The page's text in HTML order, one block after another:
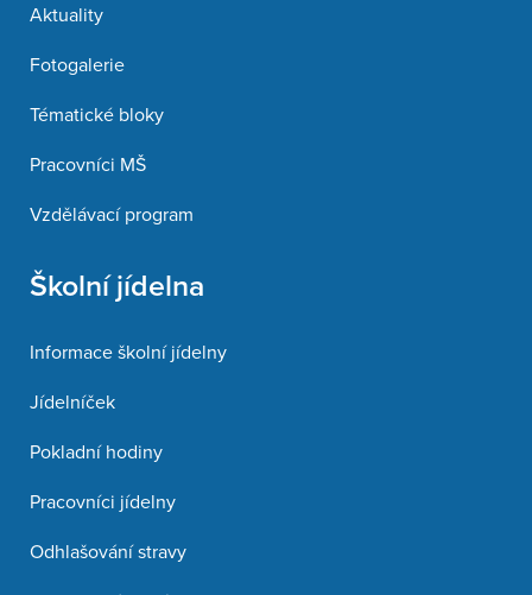
Aktuality
Fotogalerie
Tématické bloky
Pracovníci MŠ
Vzdělávací program
Školní jídelna
Informace školní jídelny
Jídelníček
Pokladní hodiny
Pracovníci jídelny
Odhlašování stravy